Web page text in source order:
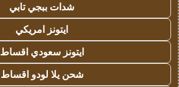
شدات ببجي تابي
ايتونز امريكي
ايتونز سعودي اقساط
شحن يلا لودو اقساط